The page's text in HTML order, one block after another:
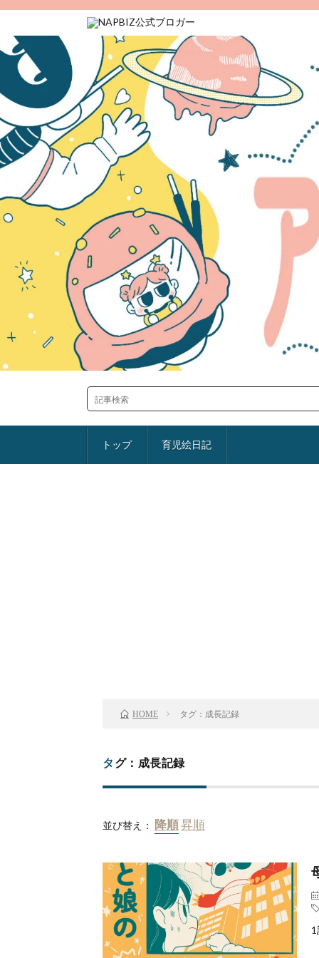
トップ 育児絵日記
HOME タグ：成長記録
タグ：成長記録
並び替え：